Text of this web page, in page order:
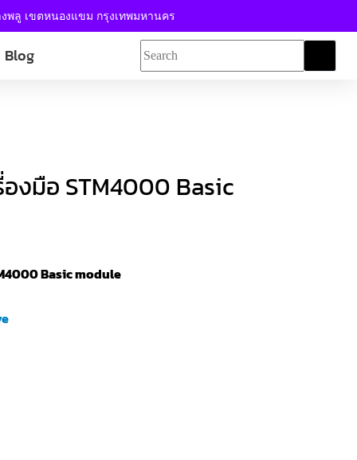
งพลู เขตหนองแขม กรุงเทพมหานคร
Blog
งมือ STM4000 Basic
Basic module